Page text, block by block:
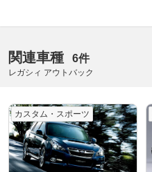
関連車種 6件
レガシィ アウトバック
カスタム・スポーツ